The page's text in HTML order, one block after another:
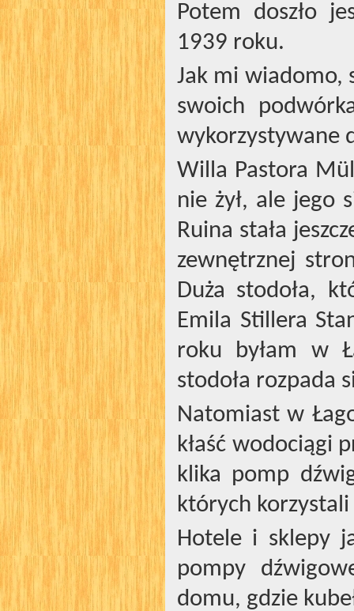
Potem doszło
1939 roku.
Jak mi wiadomo,
swoich
wykorzystywane
Willa Pastora
nie żył, ale jego
Ruina stała
zewnętrznej
Duża stodoła,
Emila Stillera
roku byłam w
stodoła rozpada
Natomiast w
kłaść wodociągi
klika pomp
których korzystali
Hotele i sklepy
pompy
domu, gdzie